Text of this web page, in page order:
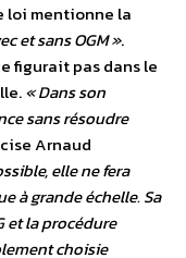
loi mentionne la
et sans OGM ».
figurait pas dans le
« Dans son
sans résoudre
Arnaud
elle ne fera
à grande échelle. Sa
et la procédure
choisie